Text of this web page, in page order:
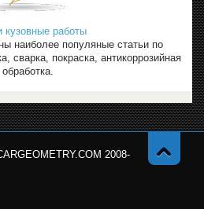
кузовные работы
наиболее популяные статьи по
сварка, покраска, антикоррозийная
обработка.
2008-